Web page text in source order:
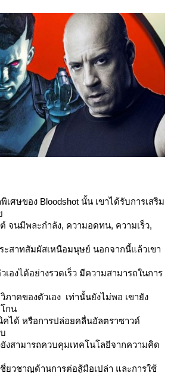
เศษของ Bloodshot นั้น เขาได้รับการเสริม
จนมีพละกำลัง, ความอดทน, ความเร็ว,
ะสาทสัมผัสเหนือมนุษย์ นอกจากนี้แล้วเขา
องได้อย่างรวดเร็ว มีความสามารถในการ
าคของตัวเอง เท่านั้นยังไม่พอ เขายัง
โกน
ได้ หรือการปล่อยคลื่นอัลตราซาวด์
งสามารถควบคุมเทคโนโลยีจากความคิด
ยวชาญด้านการต่อสู้มือเปล่า และการใช้